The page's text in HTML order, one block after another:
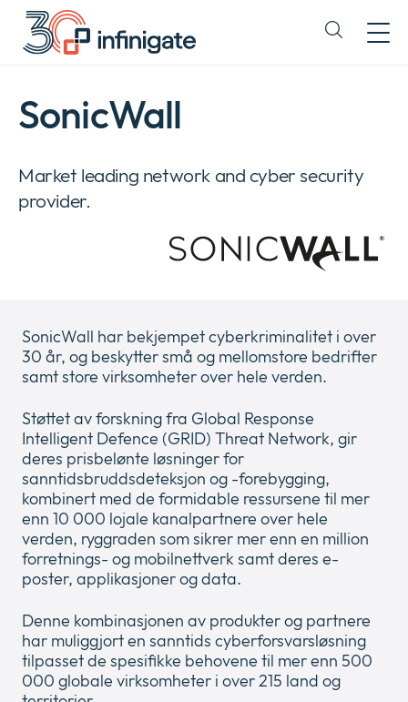
Hopp
innhold
Expand
Company
Newsroom
a
menu
Juridisk
or
a
SonicWall
Market leading network and cyber security
provider.
SonicWall har bekjempet cyberkriminalitet i over
30 år, og beskytter små og mellomstore bedrifter
samt store virksomheter over hele verden.
Støttet av forskning fra Global Response
Intelligent Defence (GRID) Threat Network, gir
deres prisbelønte løsninger for
sanntidsbruddsdeteksjon og -forebygging,
kombinert med de formidable ressursene til mer
enn 10 000 lojale kanalpartnere over hele
verden, ryggraden som sikrer mer enn en million
forretnings- og mobilnettverk samt deres e-
poster, applikasjoner og data.
Denne kombinasjonen av produkter og partnere
har muliggjort en sanntids cyberforsvarsløsning
tilpasset de spesifikke behovene til mer enn 500
000 globale virksomheter i over 215 land og